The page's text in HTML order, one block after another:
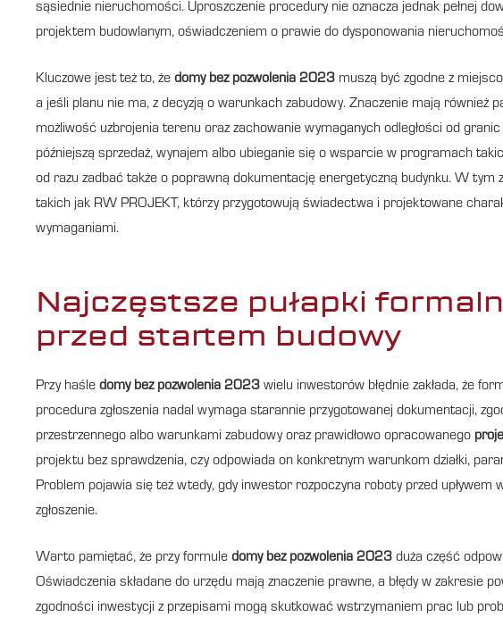
sąsiednie nieruchomości. Uproszczenie procedury nie oznacza jednak pełnej
projektem budowlanym, oświadczeniem o prawie do dysponowania
Kluczowe jest też to, że domy bez pozwolenia 2023 muszą być zgodne z
a jeśli planu nie ma, z decyzją o warunkach zabudowy. Znaczenie mają również
możliwość uzbrojenia terenu oraz zachowanie wymaganych odległości od
późniejszą sprzedaż, wynajem albo ubieganie się o wsparcie w programach
od razu zadbać także o poprawną dokumentację energetyczną budynku. W
takich jak RW PROJEKT, którzy przygotowują świadectwa i projektowane
wymaganiami.
Najczęstsze pułapki
przed startem budowy
Przy haśle domy bez pozwolenia 2023 wielu inwestorów błędnie zakłada, że
procedura zgłoszenia nadal wymaga starannie przygotowanej dokumentacji,
przestrzennego albo warunkami zabudowy oraz prawidłowo opracowanego
projektu bez sprawdzenia, czy odpowiada on konkretnym warunkom działki,
Problem pojawia się też wtedy, gdy inwestor rozpoczyna roboty przed upływem
zgłoszenie.
Warto pamiętać, że przy formule domy bez pozwolenia 2023 duża część
Oświadczenia składane do urzędu mają znaczenie prawne, a błędy w zakresie
zgodności inwestycji z przepisami mogą skutkować wstrzymaniem prac lub